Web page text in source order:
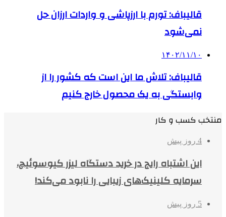
قالیباف: تورم با ارزپاشی و واردات ارزان حل
نمی‌شود
۱۴۰۲/۱۱/۱۰
قالیباف: تلاش ما این است که کشور را از
وابستگی به یک محصول خارج کنیم
منتخب کسب و کار
4 روز پیش
این اشتباه رایج در خرید دستگاه لیزر کیوسوئیچ،
سرمایه کلینیک‌های زیبایی را نابود می‌کند!
5 روز پیش